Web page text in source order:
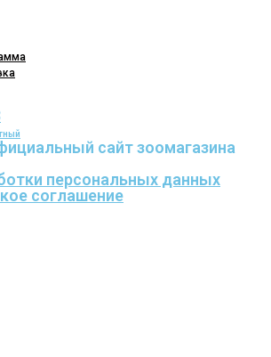
сайт зоомагазина
персональных данных
соглашение